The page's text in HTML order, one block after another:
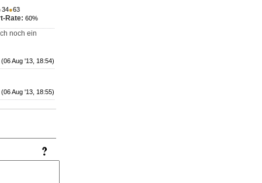
34●63
Rate: 60%
noch ein
(06 Aug '13, 18:54)
(06 Aug '13, 18:55)